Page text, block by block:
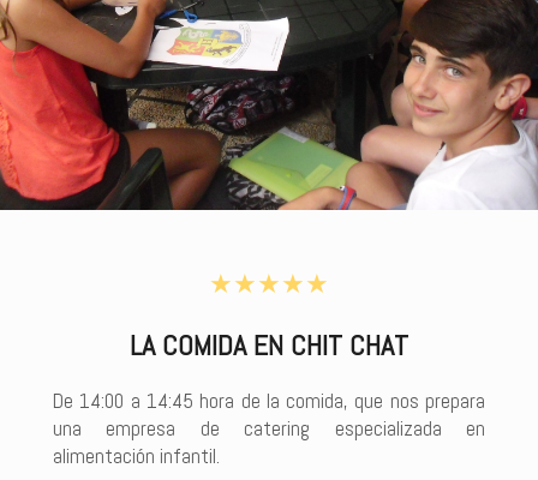
★★★★★
LA COMIDA EN CHIT CHAT
De 14:00 a 14:45 hora de la comida, que nos prepara
una empresa de catering especializada en
alimentación infantil.